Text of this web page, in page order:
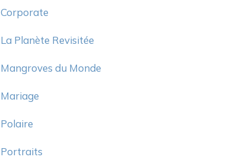
Corporate
La Planète Revisitée
Mangroves du Monde
Mariage
Polaire
Portraits